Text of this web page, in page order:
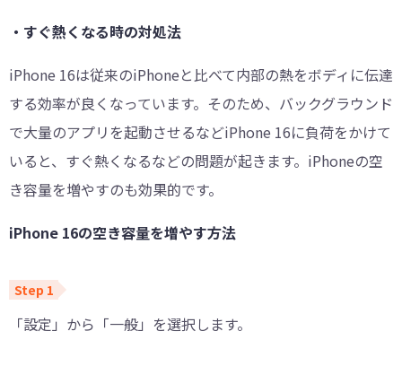
・すぐ熱くなる時の対処法
iPhone 16は従来のiPhoneと比べて内部の熱をボディに伝達
する効率が良くなっています。そのため、バックグラウンド
で大量のアプリを起動させるなどiPhone 16に負荷をかけて
いると、すぐ熱くなるなどの問題が起きます。iPhoneの空
き容量を増やすのも効果的です。
iPhone 16の空き容量を増やす方法
「設定」から「一般」を選択します。